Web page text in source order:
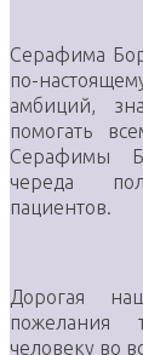
Серафима
по-
амбиций,
помогать
Серафимы
череда
пациентов.
Дорогая
пожелания
человеку во